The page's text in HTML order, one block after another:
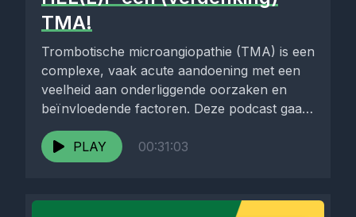
TMA!
Trombotische microangiopathie (TMA) is een
complexe, vaak acute aandoening met een
veelheid aan onderliggende oorzaken en
beïnvloedende factoren. Deze podcast gaat
in op een...
PLAY
00:31:03